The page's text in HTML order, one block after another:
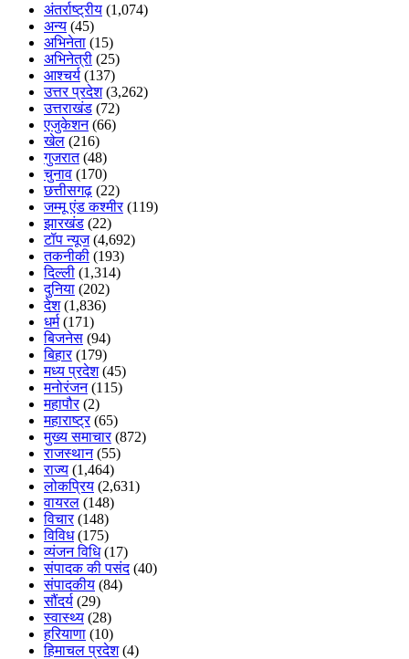
अंतर्राष्ट्रीय (1,074)
अन्य (45)
अभिनेता (15)
अभिनेत्री (25)
आश्चर्य (137)
उत्तर प्रदेश(3,262)
उत्तराखंड (72)
एजुकेशन(66)
खेल (216)
गुजरात(48)
चुनाव (170)
छत्तीसगढ़ (22)
जम्मू एंड कश्मीर(119)
झारखंड (22)
टॉप न्यूज(4,692)
तकनीकी (193)
दिल्ली (1,314)
दुनिया (202)
देश(1,836)
धर्म(171)
बिजनेस (94)
बिहार(179)
मध्य प्रदेश(45)
मनोरंजन(115)
महापौर(2)
महाराष्ट्र(65)
मुख्य समाचार(872)
राजस्थान(55)
राज्य (1,464)
लोकप्रिय (2,631)
वायरल (148)
विचार(148)
विविध(175)
व्यंजन विधि(17)
संपादक की पसंद(40)
संपादकीय (84)
सौंदर्य (29)
स्वास्थ्य (28)
हरियाणा (10)
हिमाचल प्रदेश(4)